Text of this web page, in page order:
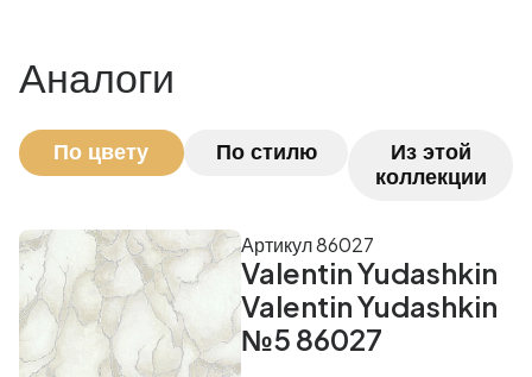
Аналоги
По цвету По стилю
Из этой
коллекции
Valentin Yudashkin
Valentin Yudashkin
№5 86027
Артикул 86027